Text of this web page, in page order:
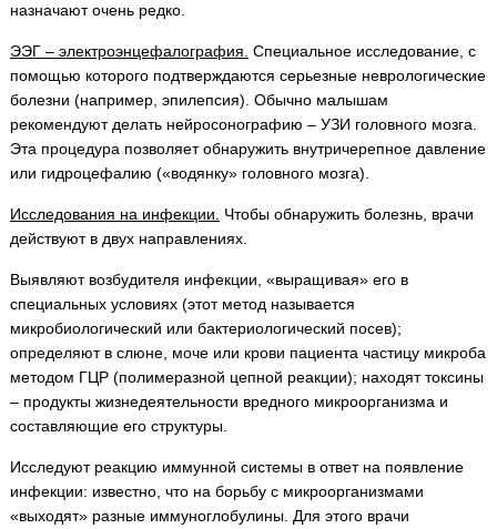
назначают очень редко.
ЭЭГ – электроэнцефалография. Специальное исследование, с
помощью которого подтверждаются серьезные неврологические
болезни (например, эпилепсия). Обычно малышам
рекомендуют делать нейросонографию – УЗИ головного мозга.
Эта процедура позволяет обнаружить внутричерепное давление
или гидроцефалию («водянку» головного мозга).
Исследования на инфекции.
Чтобы обнаружить болезнь, врачи
действуют в двух направлениях.
Выявляют возбудителя инфекции, «выращивая» его в
специальных условиях (этот метод называется
микробиологический или бактериологический посев);
определяют в слюне, моче или крови пациента частицу микроба
методом ГЦР (полимеразной цепной реакции); находят токсины
– продукты жизнедеятельности вредного микроорганизма и
составляющие его структуры.
Исследуют реакцию иммунной системы в ответ на появление
инфекции: известно, что на борьбу с микроорганизмами
«выходят» разные иммуноглобулины. Для этого врачи